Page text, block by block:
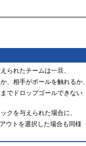
られたチームは一旦、
、相手がボールを触れるか、
でドロップゴールできない
クを与えられた場合に、
ウトを選択した場合も同様